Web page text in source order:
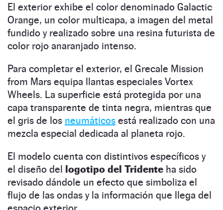
El exterior exhibe el color denominado Galactic
Orange, un color multicapa, a imagen del metal
fundido y realizado sobre una resina futurista de
color rojo anaranjado intenso.
Para completar el exterior, el Grecale Mission
from Mars equipa llantas especiales Vortex
Wheels. La superficie está protegida por una
capa transparente de tinta negra, mientras que
el gris de los neumáticos está realizado con una
mezcla especial dedicada al planeta rojo.
El modelo cuenta con distintivos específicos y
el diseño del logotipo del Tridente ha sido
revisado dándole un efecto que simboliza el
flujo de las ondas y la información que llega del